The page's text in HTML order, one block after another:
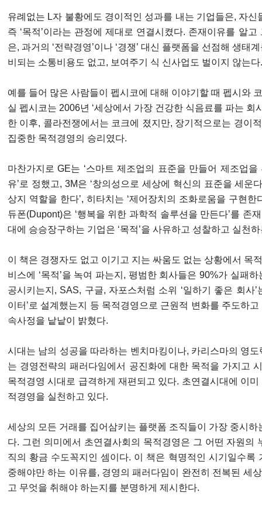
유례없는 L자 불황에도 경이적인 성과를 내는 기업들은, 자신
즉 ‘목적’이라는 관정에 제대로 연결시켰다. 존재이유를 알
은, 과거의 ‘전략경영’이나 ‘경쟁’ 대신 플랫폼을 선점해 생태
비되는 소통비용도 없고, 보여주기 식 신사업도 벌이지 않는
예를 들어 많은 사람들이 펩시코에 대해 이야기할 때 펩시와
실 펩시코는 2006년 ‘세상에서 가장 건강한 식음료를 파는 회
한 이후, 콜라전쟁에서는 코크에 졌지만, 장기적으로는 경이
집중한 목적경영의 승리였다.
마찬가지로 GE는 ‘스마트 제조업의 표준을 만들어 제조업을
유’로 정했고, 3M은 ‘창의성으로 세상에 혁신의 표준을 세운
상지 역할을 한다’, 히타치는 ‘제어장치의 조화로움을 구현한
듀폰(Dupont)은 ‘행복을 위한 과학적 솔루션을 만든다’를 존
대에 승승장구하는 기업은 ‘목적’을 사유하고 성찰하고 실천
이 책은 경쟁자도 없고 이기고 지는 싸움도 없는 상황에서 목
비스에 ‘목적’을 녹여 파는지, 평범한 회사들은 90%가 실패
공시키는지, SAS, 구글, 자포스처럼 소위 ‘일하기 좋은 회사
이터’로 설계했는지 등 목적경영으로 근원적 변화를 주도하
속사정을 낱낱이 밝혔다.
시대는 남의 성공을 따라하는 벤치마킹이나, 카리스마의 영
는 경영전략의 패러다임에서 공진화에 대한 목적을 가지고
목적경영 시대로 급격하게 재편되고 있다. 초연결시대에 이
적경영을 실천하고 있다.
세상의 모든 거래를 집어삼키는 플랫폼 조직들이 가장 중시하
다. 그런 의미에서 초연결사회의 목적경영은 그 어떤 자원의
직의 황금 수도꼭지인 셈이다. 이 책은 혁명적인 시기일수록
중해야만 하는 이유를, 경영의 패러다임이 완전히 전복된 세
고 무엇을 취해야 하는지를 분명하게 제시한다.